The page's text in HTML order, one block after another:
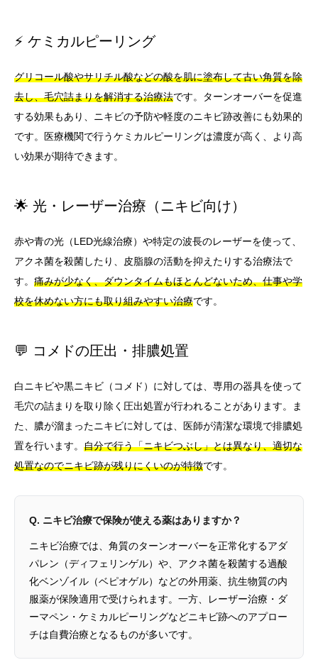
⚡ ケミカルピーリング
グリコール酸やサリチル酸などの酸を肌に塗布して古い角質を除
去し、毛穴詰まりを解消する治療法です。ターンオーバーを促進
する効果もあり、ニキビの予防や軽度のニキビ跡改善にも効果的
です。医療機関で行うケミカルピーリングは濃度が高く、より高
い効果が期待できます。
🌟 光・レーザー治療（ニキビ向け）
赤や青の光（LED光線治療）や特定の波長のレーザーを使って、
アクネ菌を殺菌したり、皮脂腺の活動を抑えたりする治療法で
す。 痛みが少なく、ダウンタイムもほとんどないため、仕事や学
校を休めない方にも取り組みやすい治療です。
💬 コメドの圧出・排膿処置
白ニキビや黒ニキビ（コメド）に対しては、専用の器具を使って
毛穴の詰まりを取り除く圧出処置が行われることがあります。ま
た、膿が溜まったニキビに対しては、医師が清潔な環境で排膿処
置を行います。 自分で行う「ニキビつぶし」とは異なり、適切な
処置なのでニキビ跡が残りにくいのが特徴です。
Q. ニキビ治療で保険が使える薬はありますか？
ニキビ治療では、角質のターンオーバーを正常化するアダ
パレン（ディフェリンゲル）や、アクネ菌を殺菌する過酸
化ベンゾイル（ベピオゲル）などの外用薬、抗生物質の内
服薬が保険適用で受けられます。一方、レーザー治療・ダ
ーマペン・ケミカルピーリングなどニキビ跡へのアプロー
チは自費治療となるものが多いです。